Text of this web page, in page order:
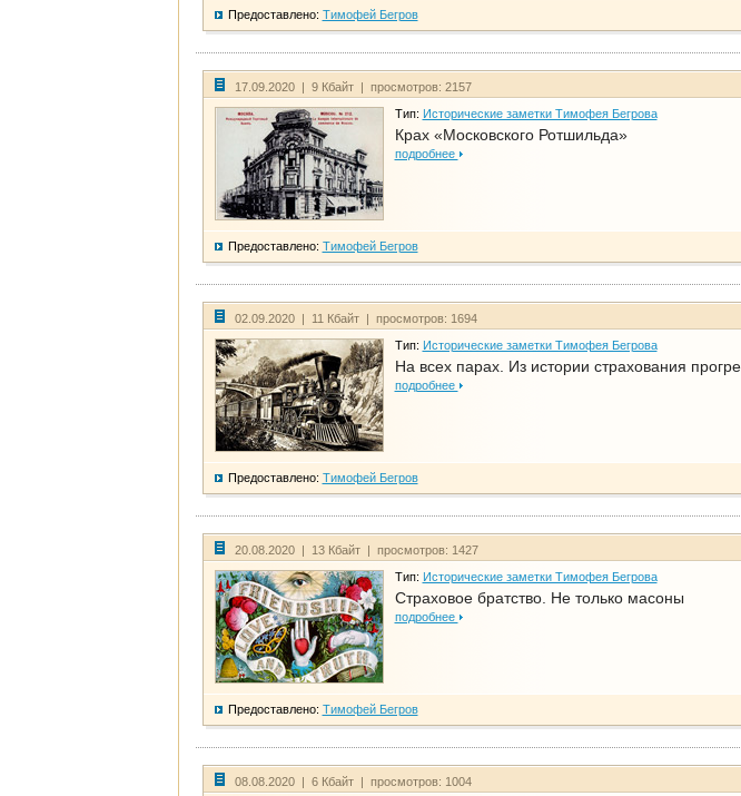
Предоставлено: Тимофей Бегров
17.09.2020 | 9 Кбайт | просмотров: 2157
Тип: Исторические заметки Тимофея Бегрова
Крах «Московского Ротшильда»
подробнее
Предоставлено: Тимофей Бегров
02.09.2020 | 11 Кбайт | просмотров: 1694
Тип: Исторические заметки Тимофея Бегрова
На всех парах. Из истории страхования
подробнее
Предоставлено: Тимофей Бегров
20.08.2020 | 13 Кбайт | просмотров: 1427
Тип: Исторические заметки Тимофея Бегрова
Страховое братство. Не только масоны
подробнее
Предоставлено: Тимофей Бегров
08.08.2020 | 6 Кбайт | просмотров: 1004